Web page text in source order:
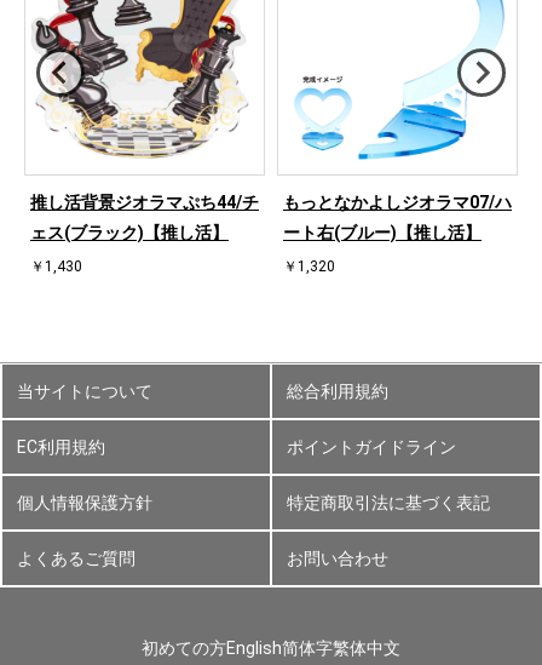
推し活背景ジオラマぷち44/チ
ェス(ブラック)【推し活】
￥1,430
もっとなかよしジオラマ07/ハ
ート右(ブルー)【推し活】
￥1,320
当サイトについて 総合利用規約
EC利用規約 ポイントガイドライン
個人情報保護方針 特定商取引法に基づく表記
よくあるご質問 お問い合わせ
初めての方English简体字繁体中文